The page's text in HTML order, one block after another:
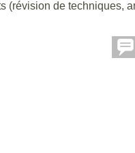
(révision de techniques,